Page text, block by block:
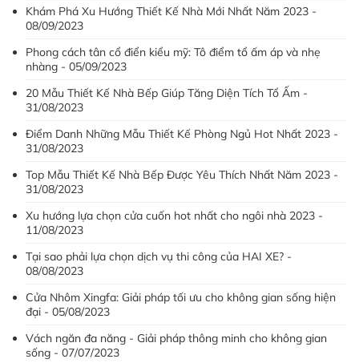
Khám Phá Xu Hướng Thiết Kế Nhà Mới Nhất Năm 2023 -
08/09/2023
Phong cách tân cổ điển kiểu mỹ: Tô điểm tổ ấm áp và nhẹ
nhàng - 05/09/2023
20 Mẫu Thiết Kế Nhà Bếp Giúp Tăng Diện Tích Tổ Ấm -
31/08/2023
Điểm Danh Những Mẫu Thiết Kế Phòng Ngủ Hot Nhất 2023 -
31/08/2023
Top Mẫu Thiết Kế Nhà Bếp Được Yêu Thích Nhất Năm 2023 -
31/08/2023
Xu hướng lựa chọn cửa cuốn hot nhất cho ngôi nhà 2023 -
11/08/2023
Tại sao phải lựa chọn dịch vụ thi công của HAI XE? -
08/08/2023
Cửa Nhôm Xingfa: Giải pháp tối ưu cho không gian sống hiện
đại - 05/08/2023
Vách ngăn đa năng - Giải pháp thông minh cho không gian
sống - 07/07/2023